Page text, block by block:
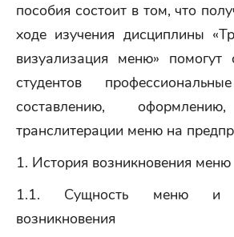
пособия состоит в том, что
ходе изучения дисциплины
визуализация меню» помогут
студентов
составлению,
транслитерации меню на
1. История возникновения меню
1.1. Сущность меню и
возникновения